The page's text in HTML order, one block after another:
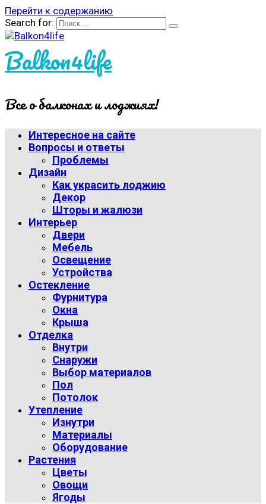
Перейти к содержанию
Search for:
Balkon4life
Все о балконах и лоджиях!
Интересное на сайте
Вопросы и ответы
Проблемы
Дизайн
Как украсить лоджию
Декор
Шторы и жалюзи
Интерьер
Двери
Мебель
Освещение
Устройства
Остекление
Фурнитура
Окна
Крыша
Отделка
Внутри
Снаружи
Выбор материалов
Пол
Потолок
Утепление
Изнутри
Материалы
Оборудование
Растения
Цветы
Овощи
Ягоды